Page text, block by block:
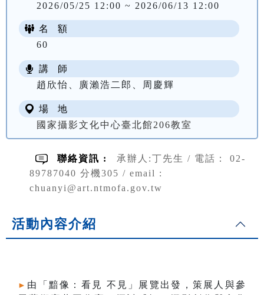
2026/05/25 12:00 ~ 2026/06/13 12:00
名 額
60
講 師
趙欣怡、廣瀨浩二郎、周慶輝
場 地
國家攝影文化中心臺北館206教室
聯絡資訊 :
承辦人:丁先生 / 電話： 02-
89787040 分機305 / email :
chuanyi@art.ntmofa.gov.tw
活動內容介紹
► 由「黯像：看見 不見」展覽出發，策展人與參